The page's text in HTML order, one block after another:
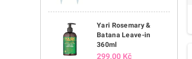
Yari Rosemary &
Batana Leave-in
360ml
299,00 Kč